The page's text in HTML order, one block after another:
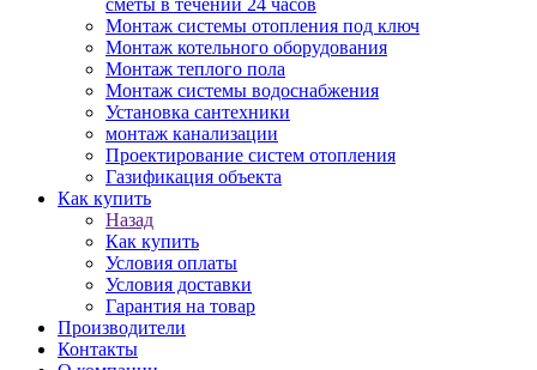
сметы в течении 24 часов
Монтаж системы отопления под ключ
Монтаж котельного оборудования
Монтаж теплого пола
Монтаж системы водоснабжения
Установка сантехники
монтаж канализации
Проектирование систем отопления
Газификация объекта
Как купить
Назад
Как купить
Условия оплаты
Условия доставки
Гарантия на товар
Производители
Контакты